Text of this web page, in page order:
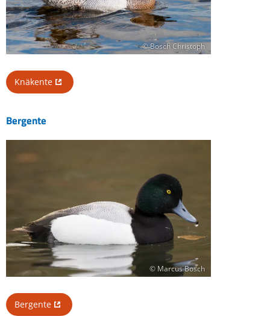
© Bosch Christoph
Knäkente
Bergente
© Marcus Bosch
Bergente